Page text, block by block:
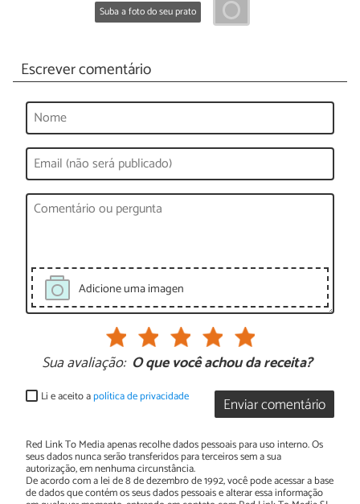
Suba a foto do seu prato
Escrever comentário
Adicione uma imagen
Sua avaliação: O que você achou da receita?
Enviar comentário
Li e aceito apolítica de privacidade
Red Link To Media apenas recolhe dados pessoais para uso interno. Os
seus dados nunca serão transferidos para terceiros sem a sua
autorização, em nenhuma circunstância.
De acordo com a lei de 8 de dezembro de 1992, você pode acessar a base
de dados que contém os seus dados pessoais e alterar essa informação